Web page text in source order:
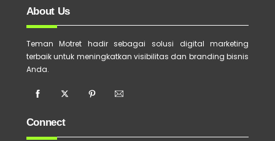
About Us
Teman Motret hadir sebagai solusi digital marketing
terbaik untuk meningkatkan visibilitas dan branding bisnis
Anda.
Connect